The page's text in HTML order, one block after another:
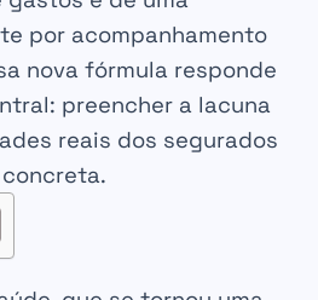
por acompanhamento
nova fórmula responde
preencher a lacuna
reais dos segurados